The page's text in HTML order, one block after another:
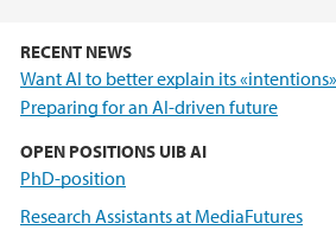
RECENT NEWS
Want AI to better explain its «intentions»
Preparing for an AI‑driven future
OPEN POSITIONS UIB AI
PhD-position
Research Assistants at MediaFutures